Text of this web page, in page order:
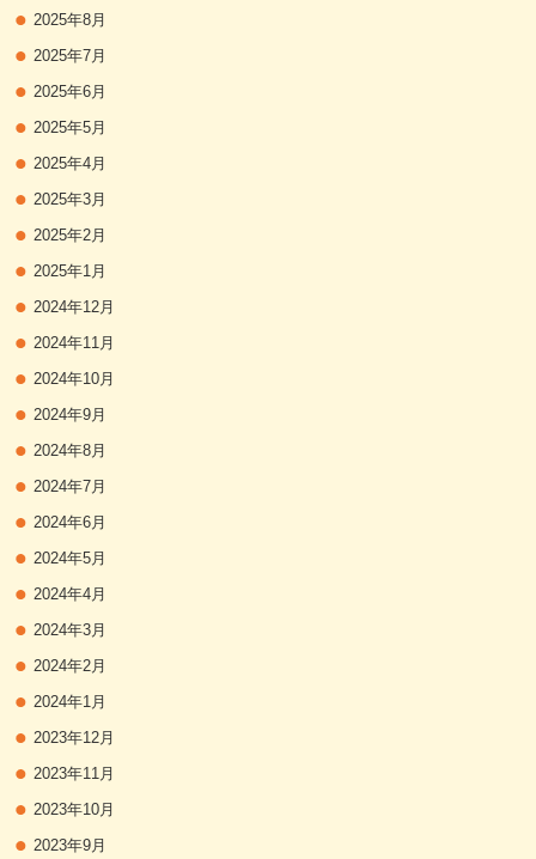
2025年8月
2025年7月
2025年6月
2025年5月
2025年4月
2025年3月
2025年2月
2025年1月
2024年12月
2024年11月
2024年10月
2024年9月
2024年8月
2024年7月
2024年6月
2024年5月
2024年4月
2024年3月
2024年2月
2024年1月
2023年12月
2023年11月
2023年10月
2023年9月